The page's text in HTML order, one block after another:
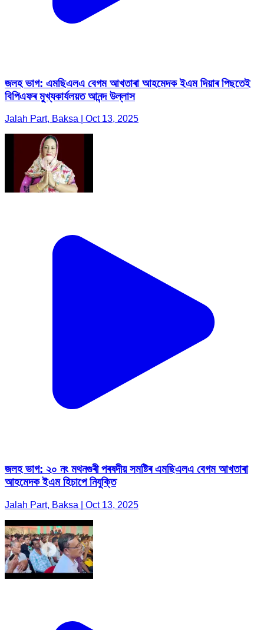
জলহ ভাগ: এমছিএলএ বেগম আখতাৰা আহমেদক ইএম দিয়াৰ পিছতেই
বিপিএফৰ মুখ্যকাৰ্যলয়ত আনন্দ উল্লাস
Jalah Part, Baksa | Oct 13, 2025
জলহ ভাগ: ২০ নং মথনগুৰী পৰষদীয় সমষ্টিৰ এমছিএলএ বেগম আখতাৰা
আহমেদক ইএম হিচাপে নিযুক্তি
Jalah Part, Baksa | Oct 13, 2025